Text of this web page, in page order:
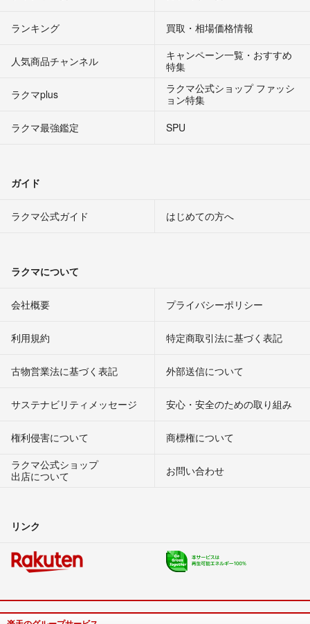
ランキング 買取・相場価格情報
人気商品チャンネル
キャンペーン一覧・おすすめ
特集
ラクマplus
ラクマ公式ショップ ファッシ
ョン特集
ラクマ最強鑑定
SPU
ガイド
ラクマ公式ガイド はじめての方へ
ラクマについて
会社概要 プライバシーポリシー
利用規約 特定商取引法に基づく表記
古物営業法に基づく表記 外部送信について
サステナビリティメッセージ 安心・安全のための取り組み
権利侵害について
商標権について
ラクマ公式ショップ
出店について
お問い合わせ
リンク